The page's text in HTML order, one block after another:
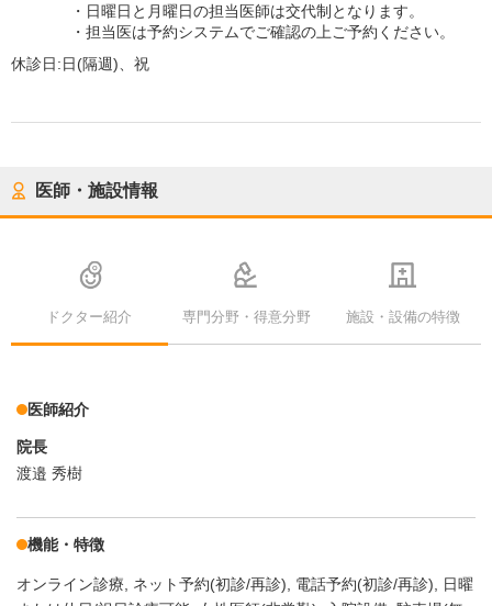
・日曜日と月曜日の担当医師は交代制となります。
・担当医は予約システムでご確認の上ご予約ください。
休診日:日(隔週)、祝
医師・施設情報
ドクター紹介 専門分野・得意分野 施設・設備の特徴
医師紹介
院長
渡邉 秀樹
機能・特徴
オンライン診療 ネット予約(初診/再診) 電話予約(初診/再診)
日曜